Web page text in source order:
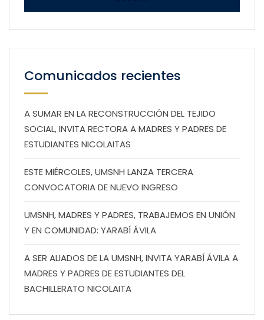
Comunicados recientes
A SUMAR EN LA RECONSTRUCCIÓN DEL TEJIDO
SOCIAL, INVITA RECTORA A MADRES Y PADRES DE
ESTUDIANTES NICOLAITAS
ESTE MIÉRCOLES, UMSNH LANZA TERCERA
CONVOCATORIA DE NUEVO INGRESO
UMSNH, MADRES Y PADRES, TRABAJEMOS EN UNIÓN
Y EN COMUNIDAD: YARABÍ ÁVILA
A SER ALIADOS DE LA UMSNH, INVITA YARABÍ ÁVILA A
MADRES Y PADRES DE ESTUDIANTES DEL
BACHILLERATO NICOLAITA